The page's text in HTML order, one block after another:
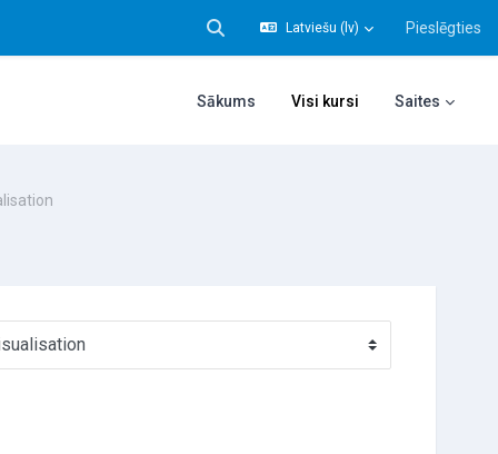
Pārslēgt meklēšanas ievadi
Latviešu ‎(lv)‎ Pieslēgties
Sākums Visi kursi Saites